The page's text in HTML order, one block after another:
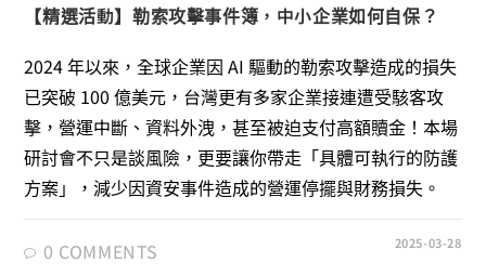
【精選活動】勒索攻擊事件簿，中小企業如何自保？
2024 年以來，全球企業因 AI 驅動的勒索攻擊造成的損失
已突破 100 億美元，台灣更有多家企業接連遭受駭客攻
擊，營運中斷、資料外洩，甚至被迫支付高額贖金！本場
研討會不只是談風險，更要讓你帶走「具體可執行的防護
方案」，減少因資安事件造成的營運停擺與財務損失。
0 COMMENTS 2025-03-28